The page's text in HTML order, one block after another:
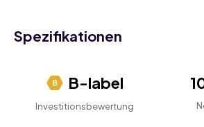
Spezifikationen
B-label
Investitionsbewertung